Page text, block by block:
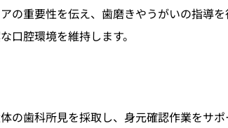
の重要性を伝え、歯磨きやうがいの指導を
口腔環境を維持します。
の歯科所見を採取し、身元確認作業をサ